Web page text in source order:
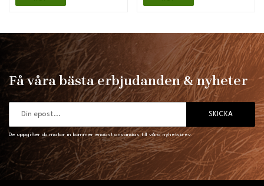
Få våra bästa erbjudanden & nyheter
SKICKA
De uppgifter du matar in kommer endast användas till våra nyhetsbrev.